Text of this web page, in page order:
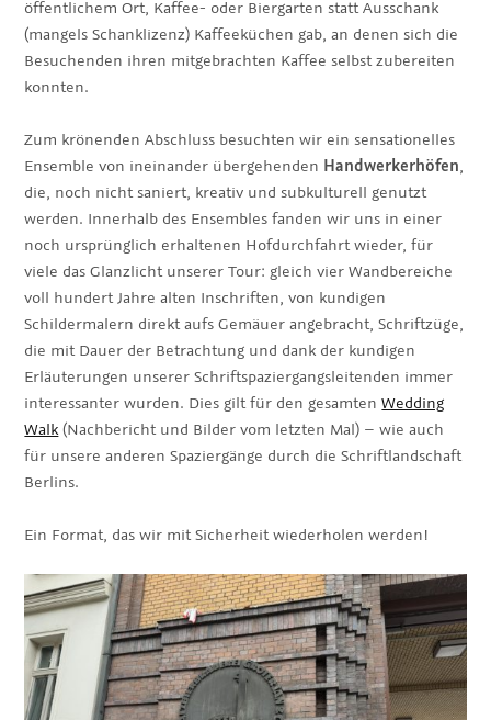
öffentlichem Ort, Kaffee- oder Biergarten statt Ausschank
(mangels Schanklizenz) Kaffeeküchen gab, an denen sich die
Besuchenden ihren mitgebrachten Kaffee selbst zubereiten
konnten.
Zum krönenden Abschluss besuchten wir ein sensationelles
Ensemble von ineinander übergehenden Handwerkerhöfen
die, noch nicht saniert, kreativ und subkulturell genutzt
werden. Innerhalb des Ensembles fanden wir uns in einer
noch ursprünglich erhaltenen Hofdurchfahrt wieder, für
viele das Glanzlicht unserer Tour: gleich vier Wandbereiche
voll hundert Jahre alten Inschriften, von kundigen
Schildermalern direkt aufs Gemäuer angebracht, Schriftzüge,
die mit Dauer der Betrachtung und dank der kundigen
Erläuterungen unserer Schriftspaziergangsleitenden immer
interessanter wurden. Dies gilt für den gesamtenWedding
Walk (Nachbericht und Bilder vom letzten Mal) – wie auch
für unsere anderen Spaziergänge durch die Schriftlandschaft
Berlins.
Ein Format, das wir mit Sicherheit wiederholen werden!